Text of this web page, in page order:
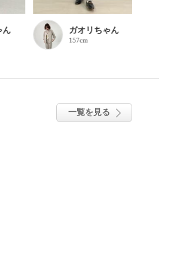
ん ガオリちゃん
157cm
一覧を見る